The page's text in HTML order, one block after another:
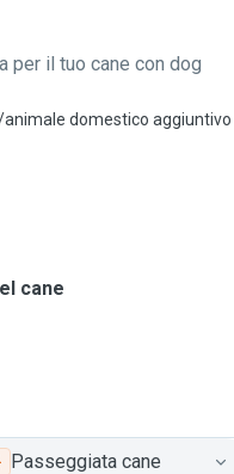
per il tuo cane con dog
domestico aggiuntivo
cane
Passeggiata cane